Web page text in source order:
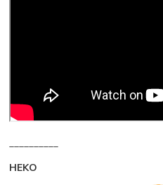
__________
HEKO